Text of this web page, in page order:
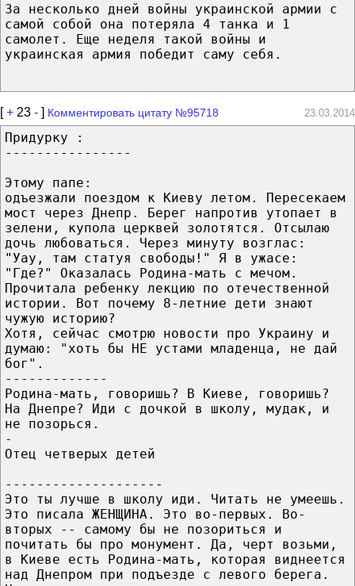
За несколько дней войны украинской армии с
самой собой она потеряла 4 танка и 1
самолет. Еще неделя такой войны и
украинская армия победит саму себя.
[+ 23 - ] Комментировать цитату №95718 23.03.2014
Придурку :
----------------
Этому папе:
одъезжали поездом к Киеву летом. Пересекаем
мост через Днепр. Берег напротив утопает в
зелени, купола церквей золотятся. Отсылаю
дочь любоваться. Через минуту возглас:
"Уау, там статуя свободы!" Я в ужасе:
"Где?" Оказалась Родина-мать с мечом.
Прочитала ребенку лекцию по отечественной
истории. Вот почему 8-летние дети знают
чужую историю?
Хотя, сейчас смотрю новости про Украину и
думаю: "хоть бы НЕ устами младенца, не дай
бог".
-------------
Родина-мать, говоришь? В Киеве, говоришь?
На Днепре? Иди с дочкой в школу, мудак, и
не позорься.
-
Отец четверых детей
--------------------
Это ты лучше в школу иди. Читать не умеешь.
Это писала ЖЕНЩИНА. Это во-первых. Во-
вторых -- самому бы не позориться и
почитать бы про монумент. Да, черт возьми,
в Киеве есть Родина-мать, которая виднеется
над Днепром при подъезде с левого берега.